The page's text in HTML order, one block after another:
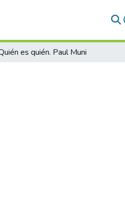
es quién. Paul Muni